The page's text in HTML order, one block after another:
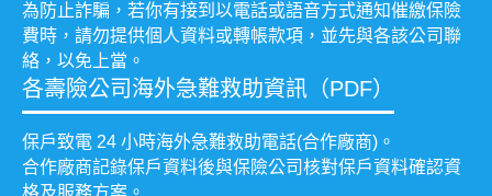
為防止詐騙，若你有接到以電話或語音方式通知催繳保險
費時，請勿提供個人資料或轉帳款項，並先與各該公司聯
絡，以免上當。
各壽險公司海外急難救助資訊（PDF）
保戶致電 24 小時海外急難救助電話(合作廠商)。
合作廠商記錄保戶資料後與保險公司核對保戶資料確認資
格及服務方案。